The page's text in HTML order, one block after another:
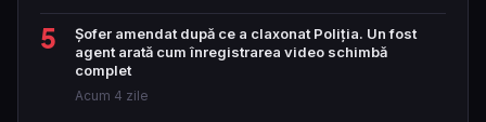
5
Șofer amendat după ce a claxonat Poliția. Un fost
agent arată cum înregistrarea video schimbă
complet
Acum 4 zile